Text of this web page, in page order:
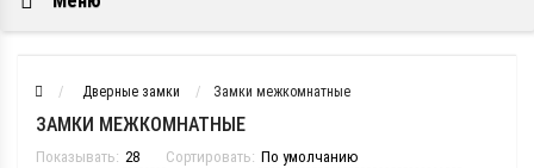
Дверные замки Замки межкомнатные
ЗАМКИ МЕЖКОМНАТНЫЕ
Показывать: Сортировать: